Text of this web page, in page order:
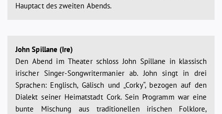
Hauptact des zweiten Abends.
John Spillane (Ire)
Den Abend im Theater schloss John Spillane in klassisch
irischer Singer-Songwritermanier ab. John singt in drei
Sprachen: Englisch, Gälisch und „Corky“, bezogen auf den
Dialekt seiner Heimatstadt Cork. Sein Programm war eine
bunte Mischung aus traditionellen irischen Folklore,